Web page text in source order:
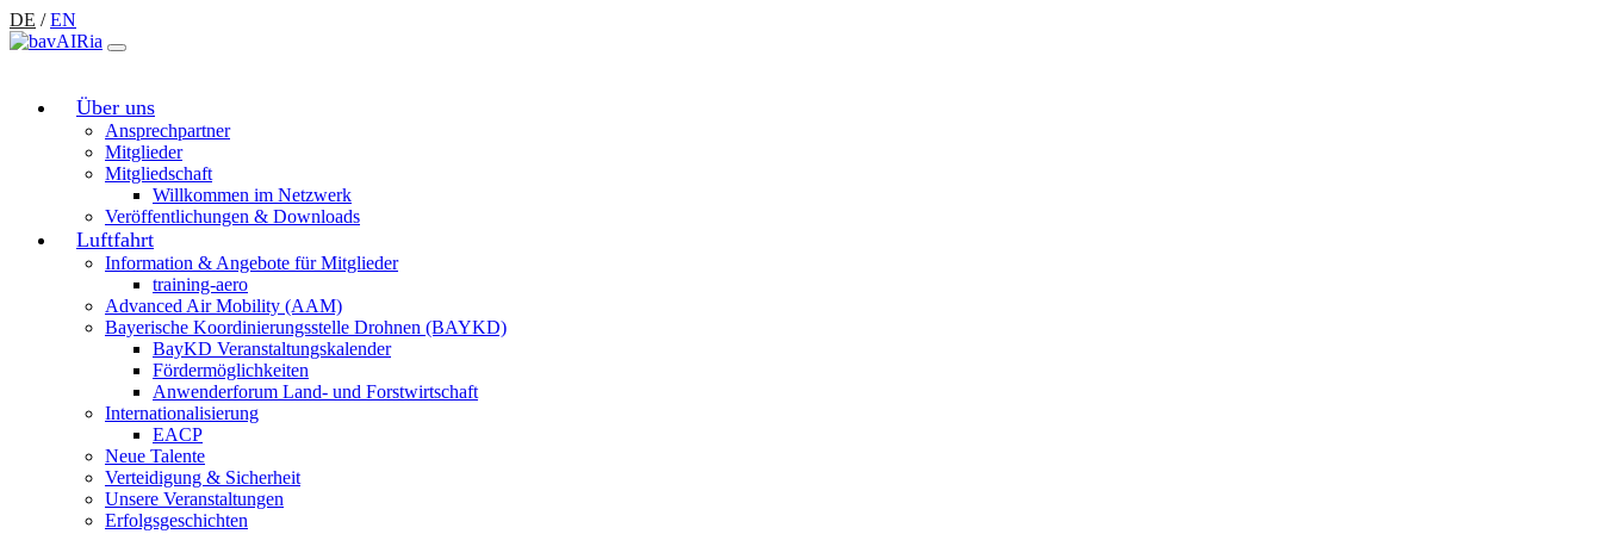
DE /EN
Über uns
Ansprechpartner
Mitglieder
Mitgliedschaft
Willkommen im Netzwerk
Veröffentlichungen & Downloads
Luftfahrt
Information & Angebote für Mitglieder
training-aero
Advanced Air Mobility (AAM)
Bayerische Koordinierungsstelle Drohnen (BAYKD)
BayKD Veranstaltungskalender
Fördermöglichkeiten
Anwenderforum Land- und Forstwirtschaft
Internationalisierung
EACP
Neue Talente
Verteidigung & Sicherheit
Unsere Veranstaltungen
Erfolgsgeschichten